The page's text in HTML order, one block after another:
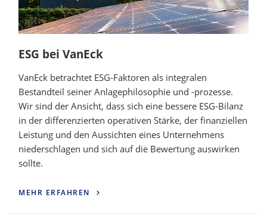
ESG bei VanEck
VanEck betrachtet ESG-Faktoren als integralen
Bestandteil seiner Anlagephilosophie und -prozesse.
Wir sind der Ansicht, dass sich eine bessere ESG-Bilanz
in der differenzierten operativen Stärke, der finanziellen
Leistung und den Aussichten eines Unternehmens
niederschlagen und sich auf die Bewertung auswirken
sollte.
MEHR ERFAHREN